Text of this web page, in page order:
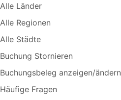
Alle Länder
Alle Regionen
Alle Städte
Buchung Stornieren
Buchungsbeleg anzeigen/ändern
Häufige Fragen